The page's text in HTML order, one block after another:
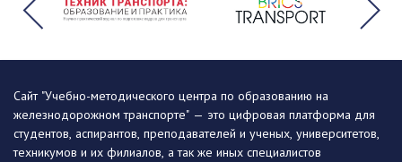
Сайт "Учебно-методического центра по образованию на
железнодорожном транспорте" — это цифровая платформа для
студентов, аспирантов, преподавателей и ученых, университетов,
техникумов и их филиалов, а так же иных специалистов